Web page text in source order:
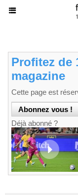
Profitez de
magazine
Cette page est
Déjà abonné ?